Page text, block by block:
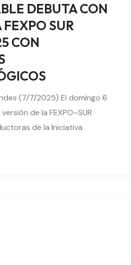
DEBUTA CON
SUR
CON
(7/7/2025) El domingo 6
de la FEXPO–SUR
de la Iniciativa
y a visitantes de